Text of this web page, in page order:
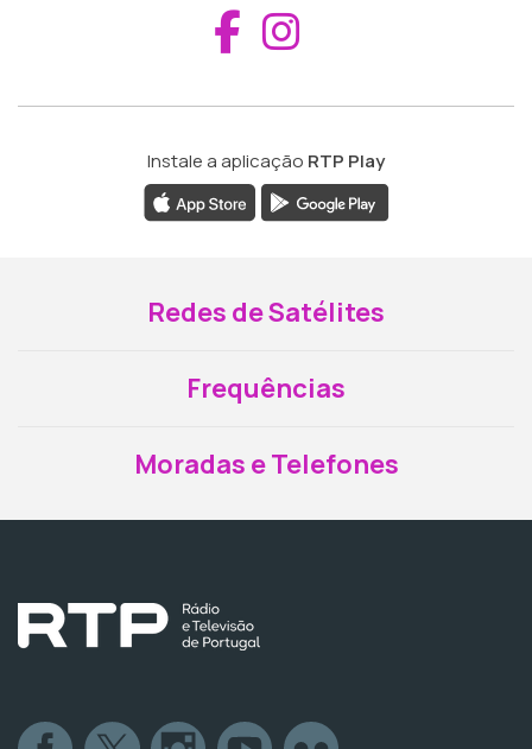
Aceder ao
Instale a aplicação RTP Play
Redes de Satélites
Frequências
Moradas e Telefones